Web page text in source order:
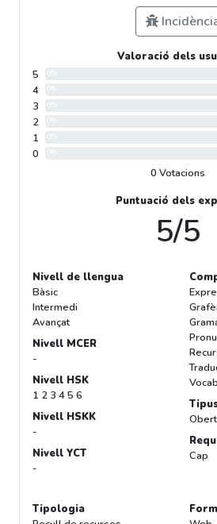
Valoració dels
5
4
3
2
1
0
0 Votacions
Puntuació dels
5/5
Nivell de llengua
Bàsic
Intermedi
Avançat
Nivell MCER
-
Nivell HSK
1 2 3 4 5 6
Nivell HSKK
-
Nivell YCT
-
Obert
Cap
Tipologia